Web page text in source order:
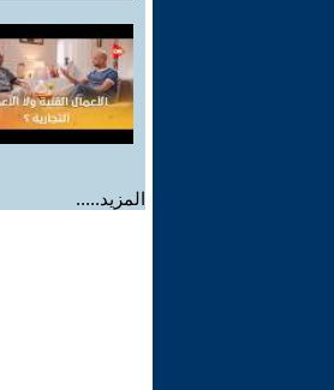
المزيد.....